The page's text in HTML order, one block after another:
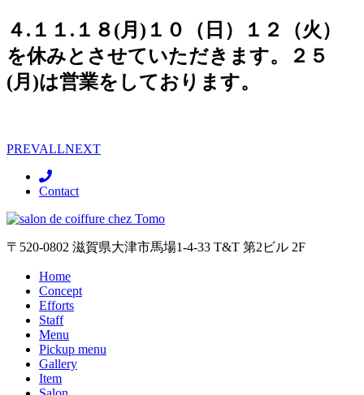
４.１１.１８(月)１０（日）１２（火）
を休みとさせていただきます。２５
(月)は営業をしております。
PREVALLNEXT
Contact
〒520-0802 滋賀県大津市馬場1-4-33 T&T 第2ビル 2F
Home
Concept
Efforts
Staff
Menu
Pickup menu
Gallery
Item